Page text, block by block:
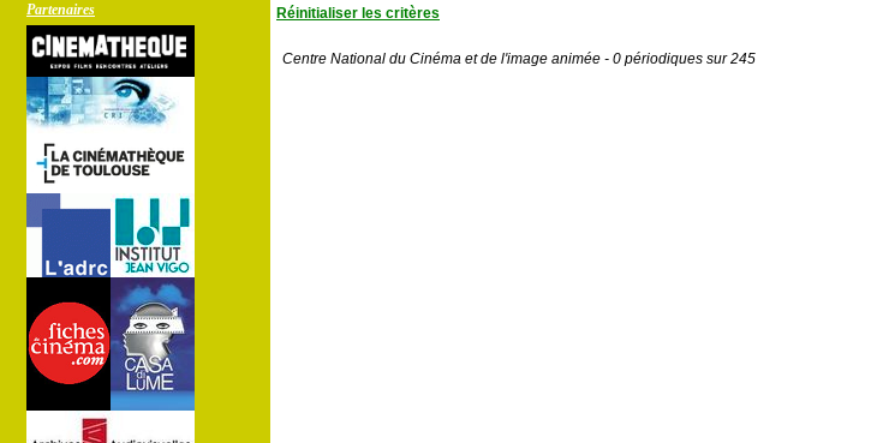
Partenaires
Réinitialiser les critères
Centre National du Cinéma et de l'image animée - 0 périodiques sur 245